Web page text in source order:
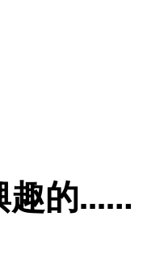
趣的...…